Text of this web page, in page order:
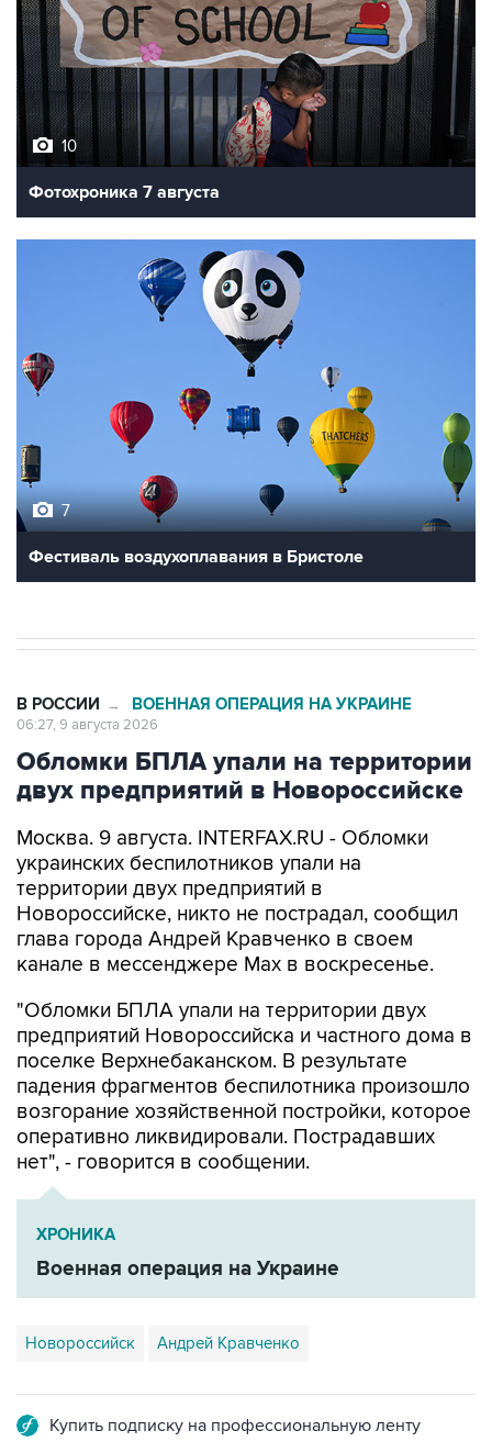
10
Фотохроника 7 августа
Фестиваль воздухоплавания в Бристоле
Обломки БПЛА упали на территории
двух предприятий в Новороссийске
Москва. 9 августа. INTERFAX.RU - Обломки
территории двух предприятий в
Новороссийске, никто не пострадал, сообщил
глава города Андрей Кравченко в своем
канале в мессенджере Max в воскресенье.
"Обломки БПЛА упали на территории двух
поселке Верхнебаканском. В результате
падения фрагментов беспилотника произошло
возгорание хозяйственной постройки, которое
оперативно ликвидировали. Пострадавших
нет", - говорится в сообщении.
ХРОНИКА
Военная операция на Украине
Новороссийск Андрей Кравченко
Подписаться на рассылку главных новостей сайта